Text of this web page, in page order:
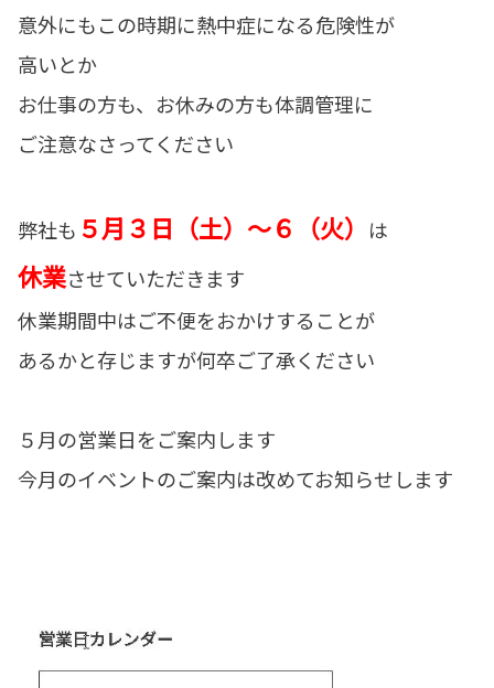
意外にもこの時期に熱中症になる危険性が
高いとか
お仕事の方も、お休みの方も体調管理に
ご注意なさってください
弊社も ５月３日（土）～６（火） は
休業させていただきます
休業期間中はご不便をおかけすることが
あるかと存じますが何卒ご了承ください
５月の営業日をご案内します
今月のイベントのご案内は改めてお知らせします